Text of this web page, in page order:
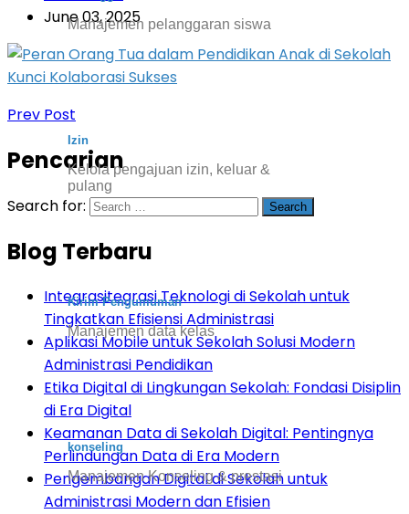
Manajemen pelanggaran siswa
Izin
Kelola pengajuan izin, keluar &
pulang
Kirim Pengumuman
Manajemen data kelas
konseling
Manajemen Konseling & prestasi
June 03, 2025
Prev Post
Pencarian
Search for:
Blog Terbaru
Integrasitegrasi Teknologi di Sekolah untuk
Tingkatkan Efisiensi Administrasi
Aplikasi Mobile untuk Sekolah Solusi Modern
Administrasi Pendidikan
Etika Digital di Lingkungan Sekolah: Fondasi Disiplin
di Era Digital
Keamanan Data di Sekolah Digital: Pentingnya
Perlindungan Data di Era Modern
Pengembangan Digital di Sekolah untuk
Administrasi Modern dan Efisien